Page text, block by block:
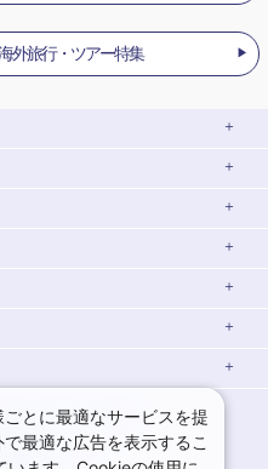
外旅行・ツアー特集
ユニバーサル・スタジオ・ジャパン(USJ)
シルバーウィーク旅行
紅葉旅行
年末年始・お正月の旅行
福島旅行・ツアー
岩手ホテル・旅館
秋田ホテル・旅館
定山渓温泉(北海道)
阿寒湖温泉(北海道)
家族・子連れ旅行 国内版
女子旅 国内版
ライバシーポリシー
約集
とに最適なサービスを提
最適な広告を表示するこ